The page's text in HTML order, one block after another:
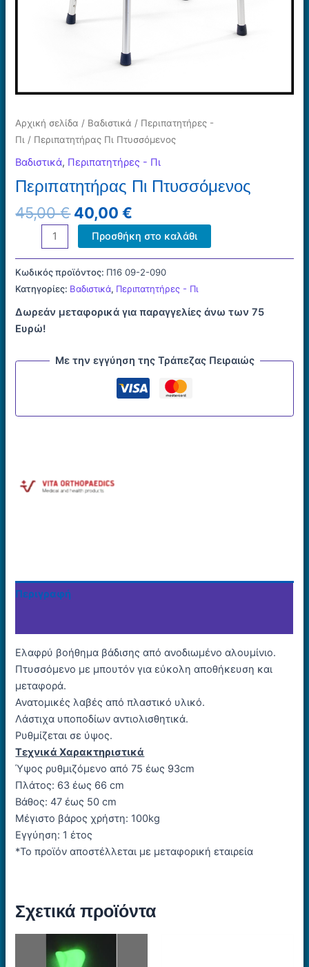
Αρχική σελίδα / Βαδιστικά / Περιπατητήρες -
Πι / Περιπατητήρας Πι Πτυσσόμενος
Βαδιστικά, Περιπατητήρες - Πι
Περιπατητήρας Πι Πτυσσόμενος
45,00€ Original
price
was:
45,00 €.
40,00€
τρέχουσα
τιμή
είναι:
40,00 €.
Περιπατητήρας
ποσότητα
Προσθήκη στο καλάθι
Κωδικός προϊόντος: Π16 09-2-090
Κατηγορίες: Βαδιστικά, Περιπατητήρες - Πι
Δωρεάν μεταφορικά για παραγγελίες άνω των 75
Ευρώ!
Με την εγγύηση της Τράπεζας Πειραιώς
Περιγραφή
Ελαφρύ βοήθηµα βάδισης από ανοδιωµένο αλουµίνιο.
Πτυσσόµενο µε µπουτόν για εύκολη αποθήκευση και
µεταφορά.
Ανατοµικές λαβές από πλαστικό υλικό.
Λάστιχα υποποδίων αντιολισθητικά.
Ρυθµίζεται σε ύψος.
Τεχνικά Χαρακτηριστικά
Ύψος ρυθμιζόμενο από 75 έως 93cm
Πλάτος: 63 έως 66 cm
Βάθος: 47 έως 50 cm
Μέγιστο βάρος χρήστη: 100kg
Εγγύηση: 1 έτος
*Το προϊόν αποστέλλεται με μεταφορική εταιρεία
Σχετικά προϊόντα